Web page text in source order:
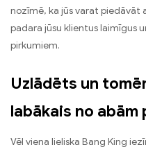
nozīmē, ka jūs varat piedāvāt
padara jūsu klientus laimīgus
pirkumiem.
Uzlādēts un
labākais no abām
Vēl viena lieliska Bang King